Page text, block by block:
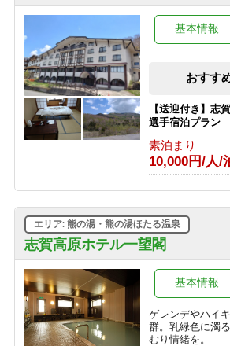
1泊2食付き
10,000円/人/
たのしむ旅へ ＜
朝食のみ
6,000円/人/泊
【素泊まりプラ
満喫 ＜最終チ
3,000円/人/
基本情報
おすす
【送迎付き】志
選手宿泊プラン
素泊まり
10,000円/人/
志賀高原ホテル一望閣
エリア: 熊の湯・熊の湯ほたる温泉
ゲレンデやハイ
群。乳緑色に濁
むり情緒を。
基本情報